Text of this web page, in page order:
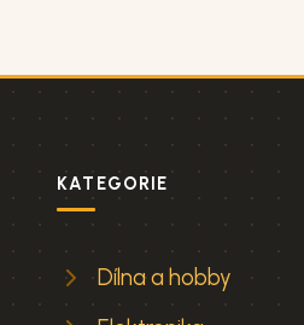
KATEGORIE
Dílna a hobby